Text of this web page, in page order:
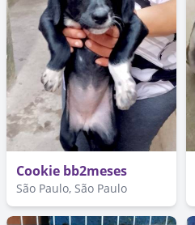
Cookie bb2meses
São Paulo, São Paulo